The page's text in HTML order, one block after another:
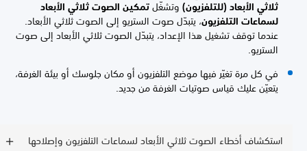
ثلاثي الأبعاد (للتلفزيون)وتشغّلتمكين الصوت ثلاثي الأبعاد
لسماعات التلفزيون، يتبدّل صوت الستريو إلى الصوت ثلاثي الأبعاد.
عندما توقف تشغيل هذا الإعداد، يتبدّل الصوت ثلاثي الأبعاد إلى صوت
الستريو.
في كل مرة تغيّر فيها موضع التلفزيون أو مكان جلوسك أو بيئة الغرفة،
يتعيّن عليك قياس صوتيات الغرفة من جديد.
استكشاف أخطاء الصوت ثلاثي الأبعاد لسماعات التلفزيون وإصلاحها